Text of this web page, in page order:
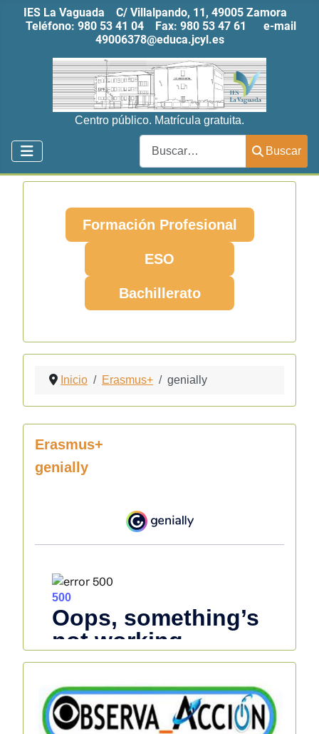
IES La Vaguada C/ Villalpando, 11, 49005 Zamora
Teléfono: 980 53 41 04 Fax: 980 53 47 61 e-mail
49006378@educa.jcyl.es
Centro público. Matrícula gratuita.
Buscar
Formación Profesional
ESO
Bachillerato
Inicio Erasmus+ genially
Erasmus+
genially